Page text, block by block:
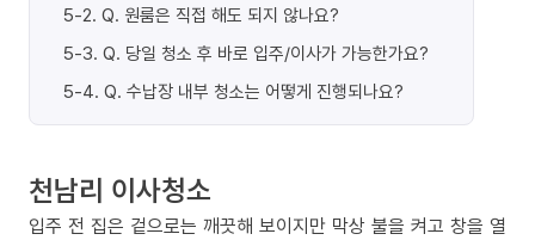
5-2. Q. 원룸은 직접 해도 되지 않나요?
5-3. Q. 당일 청소 후 바로 입주/이사가 가능한가요?
5-4. Q. 수납장 내부 청소는 어떻게 진행되나요?
천남리 이사청소
입주 전 집은 겉으로는 깨끗해 보이지만 막상 불을 켜고 창을 열